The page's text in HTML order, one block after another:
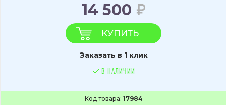
Код товара: 17984
14 500
КУПИТЬ
Заказать в 1 клик
В НАЛИЧИИ